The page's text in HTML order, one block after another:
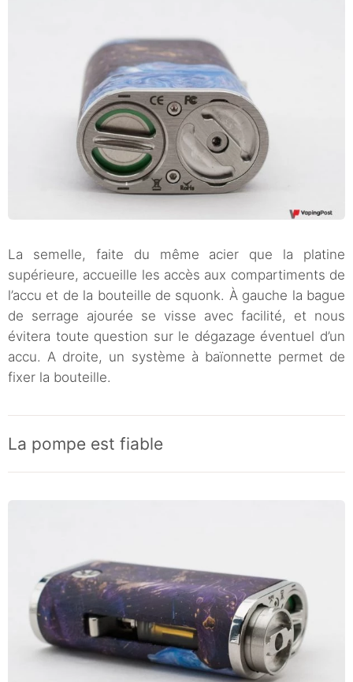
La semelle, faite du même acier que la platine
supérieure, accueille les accès aux compartiments de
l’accu et de la bouteille de squonk. À gauche la bague
de serrage ajourée se visse avec facilité, et nous
évitera toute question sur le dégazage éventuel d’un
accu. A droite, un système à baïonnette permet de
fixer la bouteille.
La pompe est fiable